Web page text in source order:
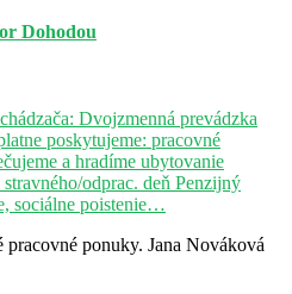
Dohodou
Dvojzmenná prevádzka
poskytujeme: pracovné
a hradíme ubytovanie
odprac. deň Penzijný
sociálne poistenie…
pracovné ponuky. Jana Nováková